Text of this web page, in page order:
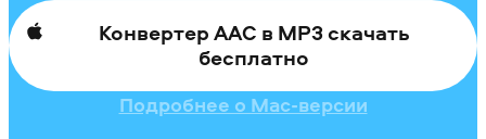
Конвертер AAC в MP3 скачать
бесплатно
Подробнее о Mac-версии